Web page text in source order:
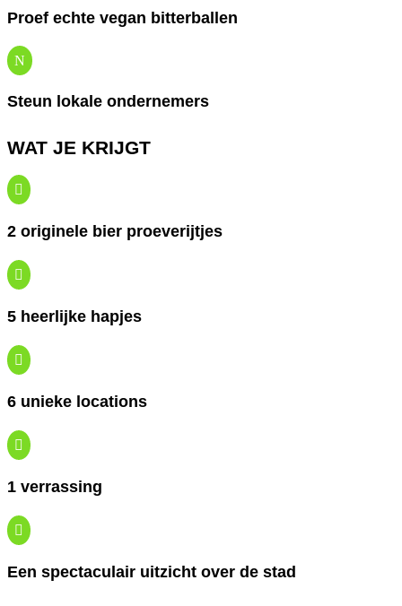
Proef echte vegan bitterballen
N
Steun lokale ondernemers
WAT JE KRIJGT

2 originele bier proeverijtjes

5 heerlijke hapjes

6 unieke locations

1 verrassing

Een spectaculair uitzicht over de stad